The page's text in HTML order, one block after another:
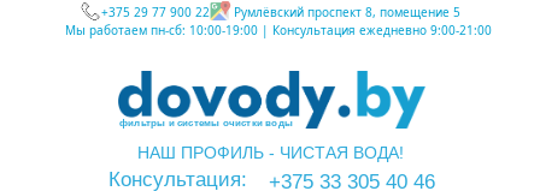
+375 29 77 900 22 Румлёвский проспект 8, помещение 5
Мы работаем пн-сб: 10:00-19:00 | Консультация ежедневно 9:00-21:00
НАШ ПРОФИЛЬ - ЧИСТАЯ ВОДА!
+375 33 305 40 46
Консультация:
фильтры и системы очистки воды